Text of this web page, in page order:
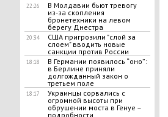
22:26
В Молдавии бьют тревогу
из-за скопления
бронетехники на левом
берегу Днестра
20:34
США пригрозили "слой за
слоем" вводить новые
санкции против России
18:18
​В Германии появилось “оно”:
в Берлине приняли
долгожданный закон о
третьем поле
18:17
Украинцы сорвались с
огромной высоты при
обрушении моста в Генуе –
подробности